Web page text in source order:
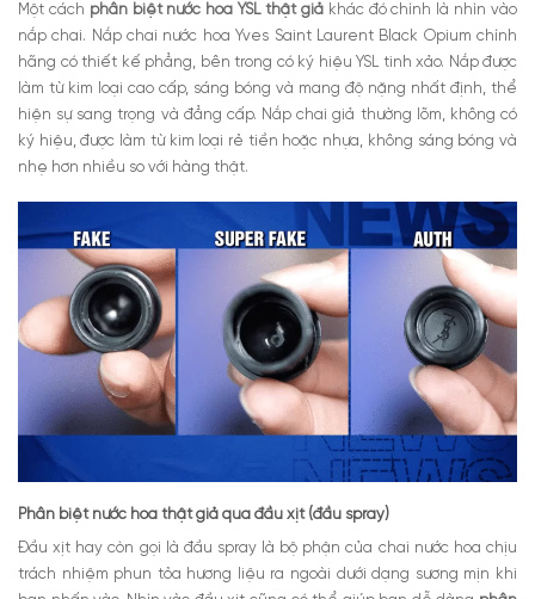
Một cách phân biệt nước hoa YSL thật giảkhác đó chính là nhìn vào
nắp chai. Nắp chai nước hoa Yves Saint Laurent Black Opium chính
hãng có thiết kế phẳng, bên trong có ký hiệu YSL tinh xảo. Nắp được
làm từ kim loại cao cấp, sáng bóng và mang độ nặng nhất định, thể
hiện sự sang trọng và đẳng cấp. Nắp chai giả thường lõm, không có
ký hiệu, được làm từ kim loại rẻ tiền hoặc nhựa, không sáng bóng và
nhẹ hơn nhiều so với hàng thật.
Phân biệt nước hoa thật giả qua đầu xịt (đầu spray)
Đầu xịt hay còn gọi là đầu spray là bộ phận của chai nước hoa chịu
trách nhiệm phun tỏa hương liệu ra ngoài dưới dạng sương mịn khi